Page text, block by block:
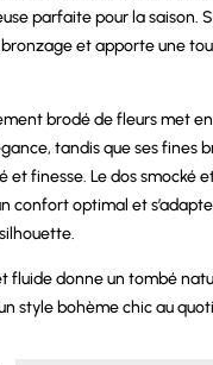
parfaite pour la saison.
et apporte une
brodé de fleurs met
tandis que ses fines
finesse. Le dos smocké
confort optimal et
fluide donne un tombé
style bohème chic au